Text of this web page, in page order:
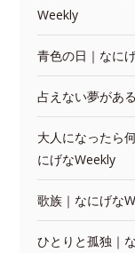
Weekly
青色の日｜なに
占えない夢があ
大人になったら
にげなWeekly
歌族｜なにげな
ひとりと孤独｜